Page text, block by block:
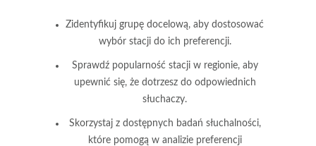
Zidentyfikuj grupę docelową, aby dostosować
wybór stacji do ich preferencji.
Sprawdź popularność stacji w regionie, aby
upewnić się, że dotrzesz do odpowiednich
słuchaczy.
Skorzystaj z dostępnych badań słuchalności,
które pomogą w analizie preferencji